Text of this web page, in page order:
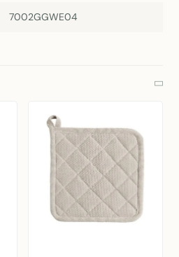
7002GGWE04